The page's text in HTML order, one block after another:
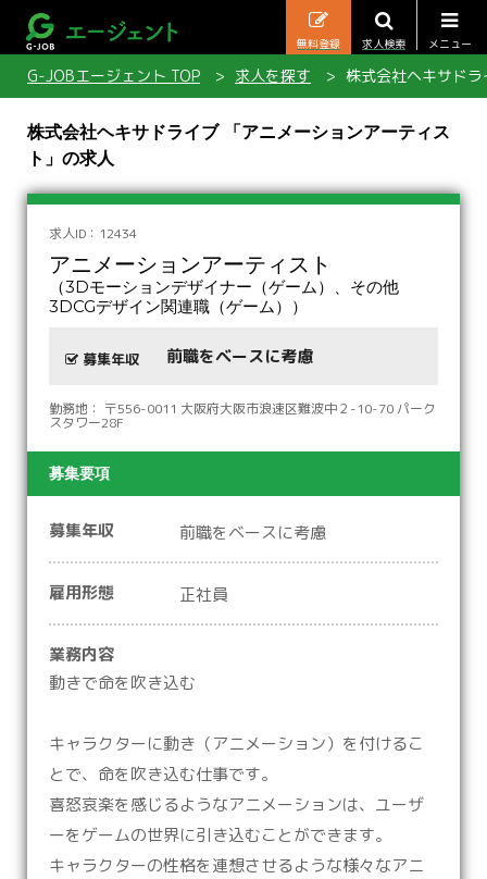
メニュー
求人検索
無料登録
G-JOBエージェント TOP 求人を探す 株式会社ヘキサド
株式会社ヘキサドライブ 「アニメーションアーティス
ト」の求人
求人ID：12434
アニメーションアーティスト
（3Dモーションデザイナー（ゲーム）、その他
3DCGデザイン関連職（ゲーム））
募集年収 前職をベースに考慮
勤務地： 〒556-0011 大阪府大阪市浪速区難波中２-10-70 パーク
スタワー28F
募集要項
募集年収 前職をベースに考慮
雇用形態 正社員
業務内容
動きで命を吹き込む
キャラクターに動き（アニメーション）を付けるこ
とで、命を吹き込む仕事です。
喜怒哀楽を感じるようなアニメーションは、ユーザ
ーをゲームの世界に引き込むことができます。
キャラクターの性格を連想させるような様々なアニ